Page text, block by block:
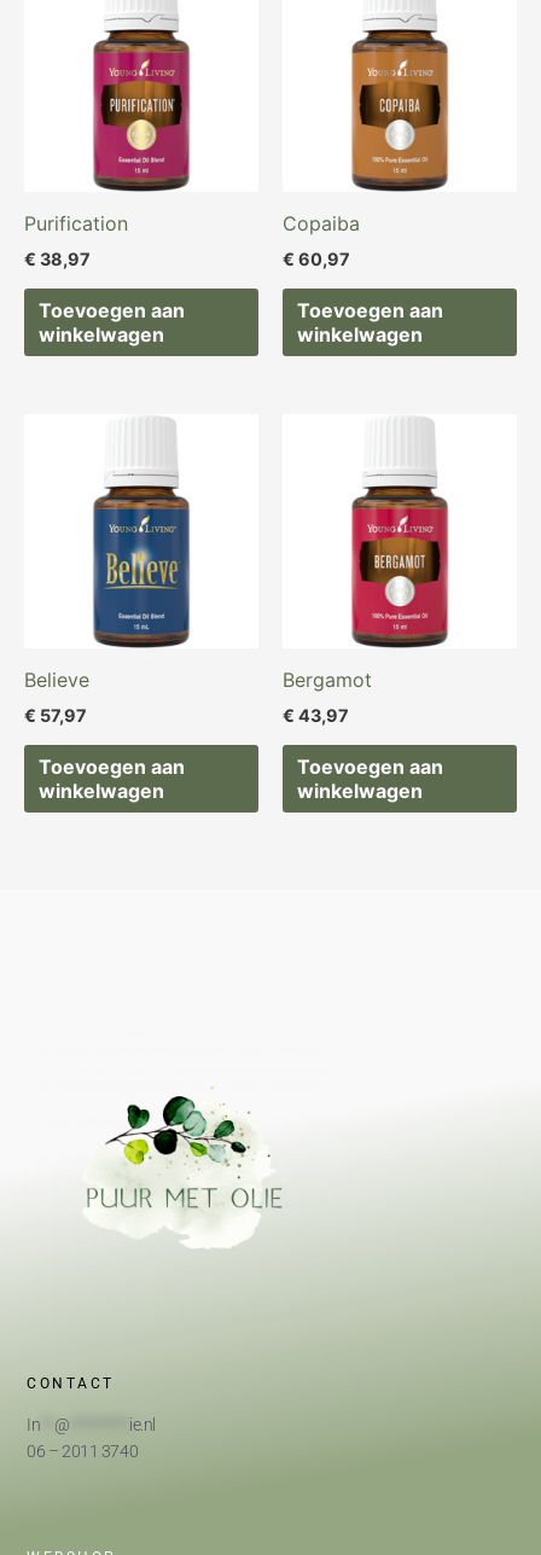
Purification
€ 38,97
Toevoegen aan
winkelwagen
Copaiba
€ 60,97
Toevoegen aan
winkelwagen
Believe
€ 57,97
Toevoegen aan
winkelwagen
Bergamot
€ 43,97
Toevoegen aan
winkelwagen
CONTACT
In @
ie.nl
06 – 2011 3740